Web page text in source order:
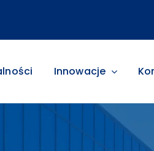
Innowacje